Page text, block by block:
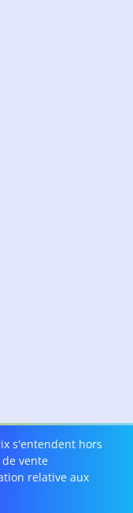
s'entendent hors
vente
relative aux